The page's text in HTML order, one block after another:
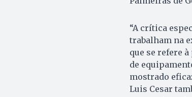
“A crítica
trabalham na
que se refere
de
mostrado
Luis Cesar